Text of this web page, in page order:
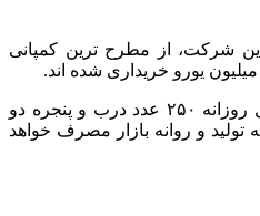
شرکت، از مطرح ترین کمپانی
شرکت درب و پنجره سازی آنیل روزانه ۲۵۰ عدد درب و پنجره دو
در هر شیفتِ ۱۲ ساعته تولید و روانه بازار مصرف خواهد